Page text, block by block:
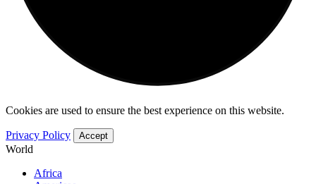
Cookies are used to ensure the best experience on this website.
Privacy Policy Accept
World
Africa